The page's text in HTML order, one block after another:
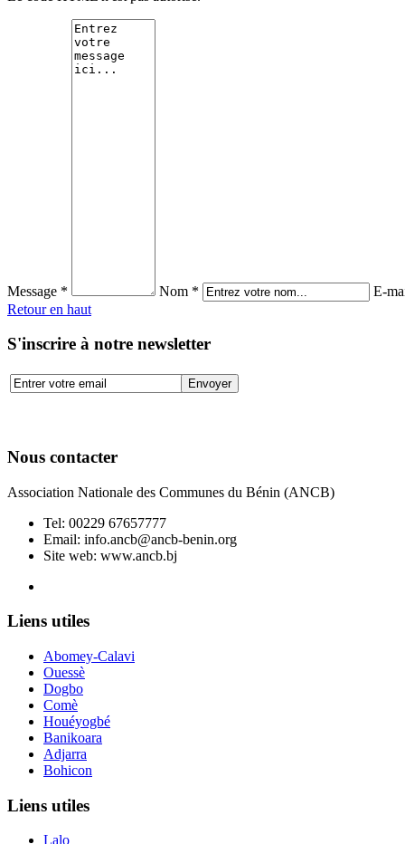
Message * Nom *
E-
Retour en haut
S'inscrire à notre newsletter
Nous contacter
Association Nationale des Communes du Bénin (ANCB)
Tel: 00229 67657777
Email: info.ancb@ancb-benin.org
Site web: www.ancb.bj
Liens utiles
Abomey-Calavi
Ouessè
Dogbo
Comè
Houéyogbé
Banikoara
Adjarra
Bohicon
Liens utiles
Lalo